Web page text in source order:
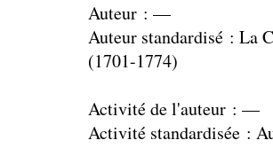
Auteur : —
Auteur standardisé : La
(1701-1774)
Activité de l'auteur : —
Activité standardisée :